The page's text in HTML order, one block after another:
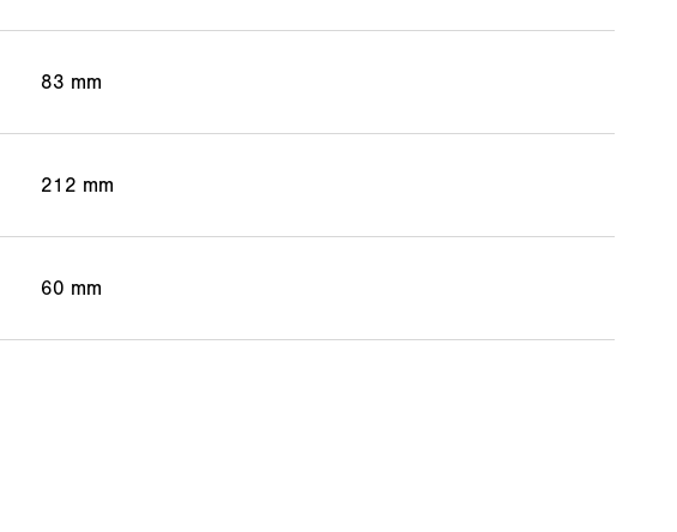
83 mm
212 mm
60 mm